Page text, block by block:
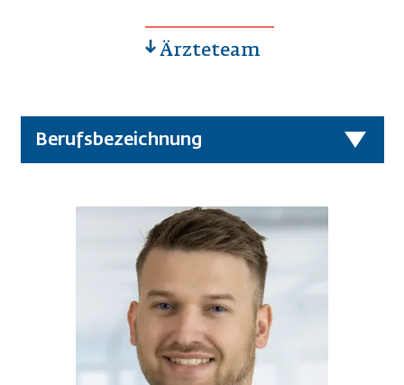
Ärzteteam
Berufsbezeichnung